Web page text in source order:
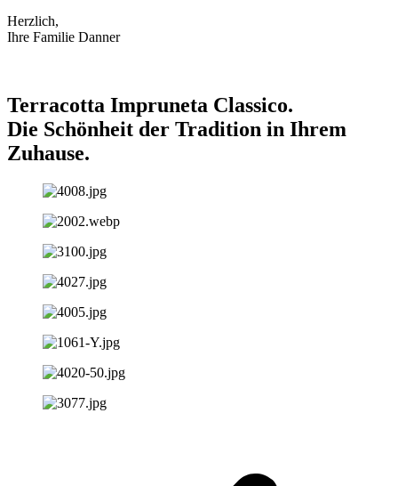
Herzlich,
Ihre Familie Danner
Terracotta Impruneta Classico.
Die Schönheit der Tradition in Ihrem
Zuhause.